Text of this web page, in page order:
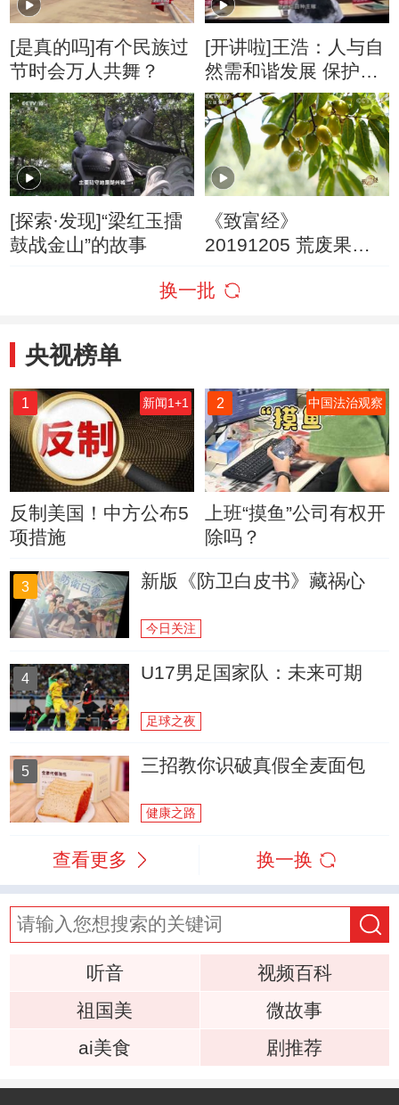
[是真的吗]有个民族过
节时会万人共舞？
[开讲啦]王浩：人与自
然需和谐发展 保护绿
水青山才能有金山银
山
[探索·发现]“梁红玉擂
鼓战金山”的故事
《致富经》
20191205 荒废果园
换一批
央视榜单
1 新闻1+1
反制美国！中方公布5
项措施
2 中国法治观察
上班“摸鱼”公司有权开
除吗？
3 新版《防卫白皮书》藏祸心
今日关注
4 U17男足国家队：未来可期
足球之夜
5 三招教你识破真假全麦面包
健康之路
查看更多 换一换
听音
视频百科
祖国美
微故事
ai美食
剧推荐